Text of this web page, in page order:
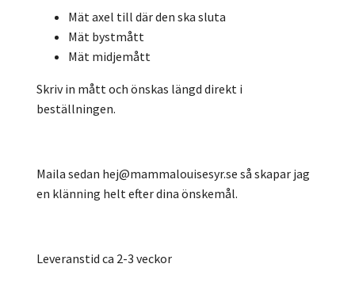
Mät axel till där den ska sluta
Mät bystmått
Mät midjemått
Skriv in mått och önskas längd direkt i
beställningen.
Maila sedan hej@mammalouisesyr.se så skapar jag
en klänning helt efter dina önskemål.
Leveranstid ca 2-3 veckor